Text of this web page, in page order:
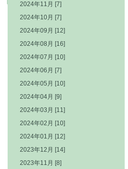
2024年11月 [7]
2024年10月 [7]
2024年09月 [12]
2024年08月 [16]
2024年07月 [10]
2024年06月 [7]
2024年05月 [10]
2024年04月 [9]
2024年03月 [11]
2024年02月 [10]
2024年01月 [12]
2023年12月 [14]
2023年11月 [8]